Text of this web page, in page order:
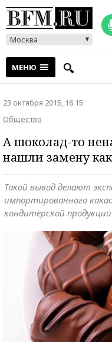
Москва
МЕНЮ
23 октября 2015, 16:15
Общество
А шоколад-то
нашли замену
Такой вывод делают
импортированного
кондитерской продукции